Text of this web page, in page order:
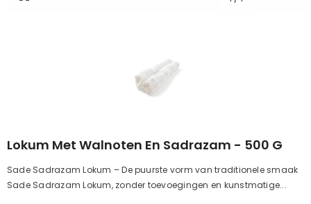
Lokum Met Walnoten En Sadrazam - 500 G
Sade Sadrazam Lokum – De puurste vorm van traditionele smaak
Sade Sadrazam Lokum, zonder toevoegingen en kunstmatige...